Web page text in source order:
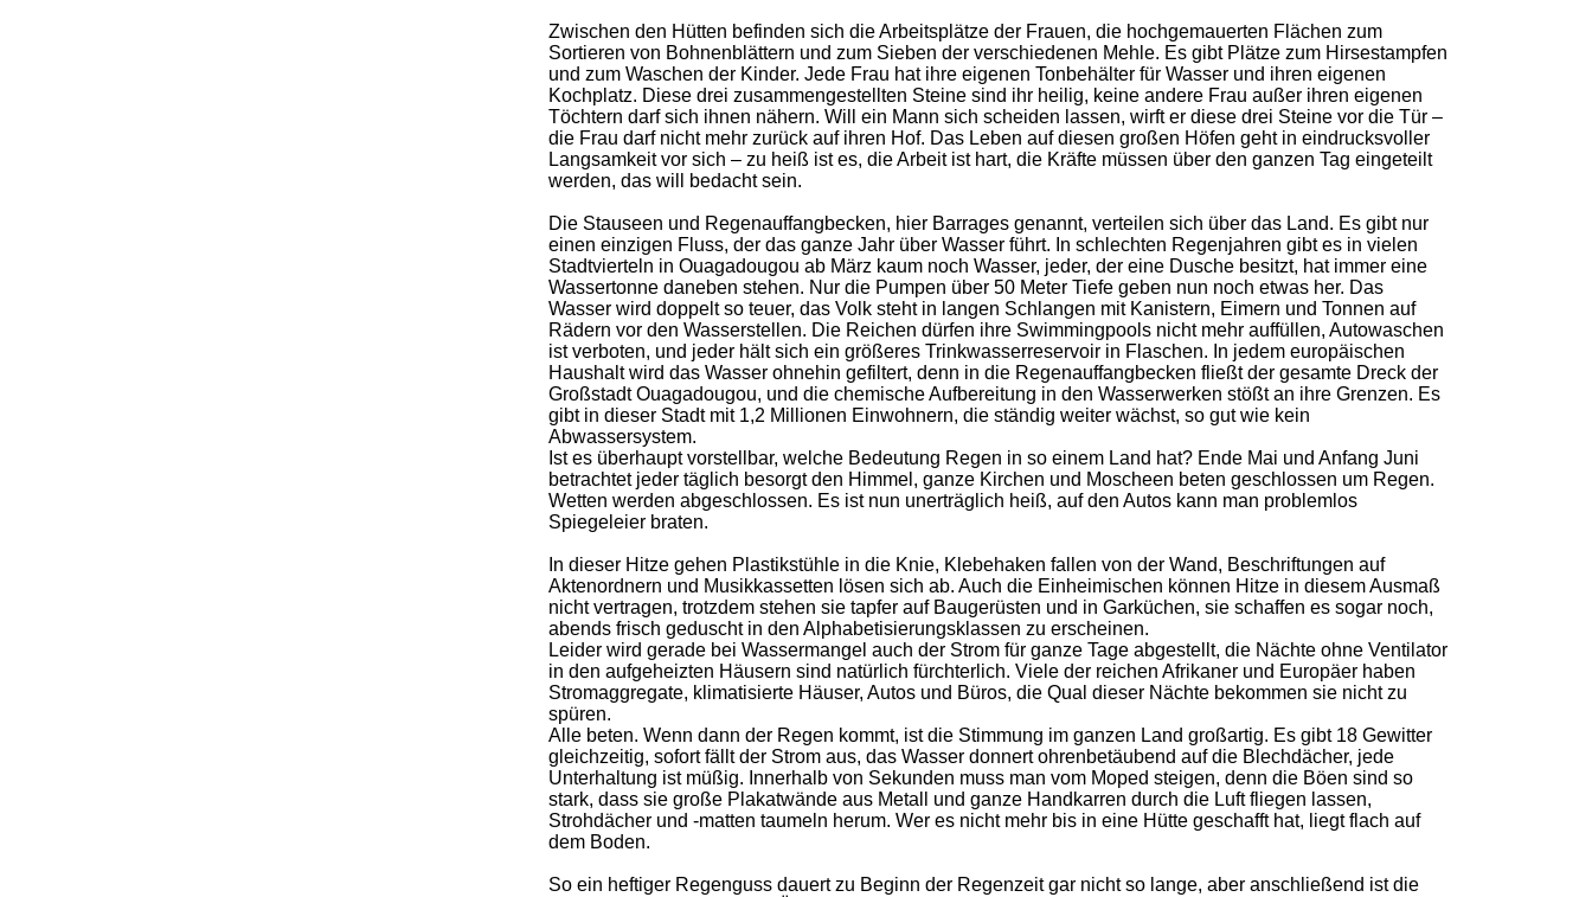
Zwischen den Hütten befinden sich die Arbeitsplätze der Frauen, die hochgemauerten Flächen zum
Sortieren von Bohnenblättern und zum Sieben der verschiedenen Mehle. Es gibt Plätze zum Hirsestampfen
und zum Waschen der Kinder. Jede Frau hat ihre eigenen Tonbehälter für Wasser und ihren eigenen
Kochplatz. Diese drei zusammengestellten Steine sind ihr heilig, keine andere Frau außer ihren eigenen
Töchtern darf sich ihnen nähern. Will ein Mann sich scheiden lassen, wirft er diese drei Steine vor die Tür –
die Frau darf nicht mehr zurück auf ihren Hof. Das Leben auf diesen großen Höfen geht in eindrucksvoller
Langsamkeit vor sich – zu heiß ist es, die Arbeit ist hart, die Kräfte müssen über den ganzen Tag eingeteilt
werden, das will bedacht sein.
Die Stauseen und Regenauffangbecken, hier Barrages genannt, verteilen sich über das Land. Es gibt nur
einen einzigen Fluss, der das ganze Jahr über Wasser führt. In schlechten Regenjahren gibt es in vielen
Stadtvierteln in Ouagadougou ab März kaum noch Wasser, jeder, der eine Dusche besitzt, hat immer eine
Wassertonne daneben stehen. Nur die Pumpen über 50 Meter Tiefe geben nun noch etwas her. Das
Wasser wird doppelt so teuer, das Volk steht in langen Schlangen mit Kanistern, Eimern und Tonnen auf
Rädern vor den Wasserstellen. Die Reichen dürfen ihre Swimmingpools nicht mehr auffüllen, Autowaschen
ist verboten, und jeder hält sich ein größeres Trinkwasserreservoir in Flaschen. In jedem europäischen
Haushalt wird das Wasser ohnehin gefiltert, denn in die Regenauffangbecken fließt der gesamte Dreck der
Großstadt Ouagadougou, und die chemische Aufbereitung in den Wasserwerken stößt an ihre Grenzen. Es
gibt in dieser Stadt mit 1,2 Millionen Einwohnern, die ständig weiter wächst, so gut wie kein
Abwassersystem.
Ist es überhaupt vorstellbar, welche Bedeutung Regen in so einem Land hat? Ende Mai und Anfang Juni
betrachtet jeder täglich besorgt den Himmel, ganze Kirchen und Moscheen beten geschlossen um Regen.
Wetten werden abgeschlossen. Es ist nun unerträglich heiß, auf den Autos kann man problemlos
Spiegeleier braten.
In dieser Hitze gehen Plastikstühle in die Knie, Klebehaken fallen von der Wand, Beschriftungen auf
Aktenordnern und Musikkassetten lösen sich ab. Auch die Einheimischen können Hitze in diesem Ausmaß
nicht vertragen, trotzdem stehen sie tapfer auf Baugerüsten und in Garküchen, sie schaffen es sogar noch,
abends frisch geduscht in den Alphabetisierungsklassen zu erscheinen.
Leider wird gerade bei Wassermangel auch der Strom für ganze Tage abgestellt, die Nächte ohne Ventilator
in den aufgeheizten Häusern sind natürlich fürchterlich. Viele der reichen Afrikaner und Europäer haben
Stromaggregate, klimatisierte Häuser, Autos und Büros, die Qual dieser Nächte bekommen sie nicht zu
spüren.
Alle beten. Wenn dann der Regen kommt, ist die Stimmung im ganzen Land großartig. Es gibt 18 Gewitter
gleichzeitig, sofort fällt der Strom aus, das Wasser donnert ohrenbetäubend auf die Blechdächer, jede
Unterhaltung ist müßig. Innerhalb von Sekunden muss man vom Moped steigen, denn die Böen sind so
stark, dass sie große Plakatwände aus Metall und ganze Handkarren durch die Luft fliegen lassen,
Strohdächer und -matten taumeln herum. Wer es nicht mehr bis in eine Hütte geschafft hat, liegt flach auf
dem Boden.
So ein heftiger Regenguss dauert zu Beginn der Regenzeit gar nicht so lange, aber anschließend ist die